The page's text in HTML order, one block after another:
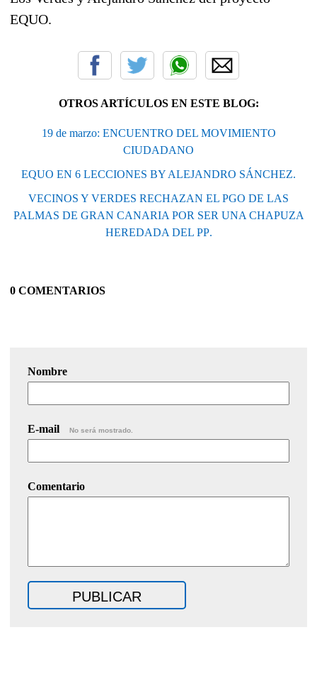
EQUO.
OTROS ARTÍCULOS EN ESTE BLOG:
19 de marzo: ENCUENTRO DEL MOVIMIENTO
CIUDADANO
EQUO EN 6 LECCIONES BY ALEJANDRO SÁNCHEZ.
VECINOS Y VERDES RECHAZAN EL PGO DE LAS
PALMAS DE GRAN CANARIA POR SER UNA CHAPUZA
HEREDADA DEL PP.
0 COMENTARIOS
Nombre
E-mail No será mostrado.
Comentario